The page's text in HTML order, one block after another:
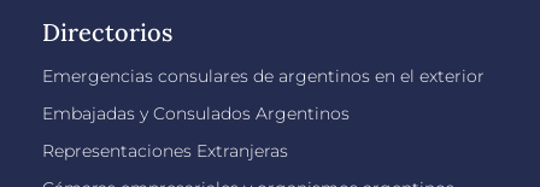
Directorios
Emergencias consulares de argentinos en el exterior
Embajadas y Consulados Argentinos
Representaciones Extranjeras